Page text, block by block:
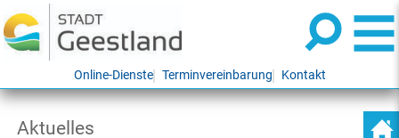
Online-Dienste Terminvereinbarung Kontakt
Aktuelles